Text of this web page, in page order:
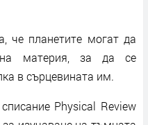
че планетите могат да
материя, за да се
в сърцевината им.
Physical Review